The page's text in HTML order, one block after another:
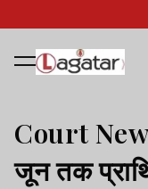
Court
जून तक